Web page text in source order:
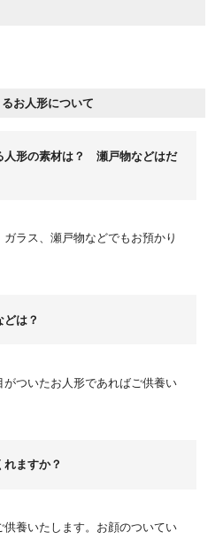
お人形について
人形の素材は？ 瀬戸物などはだ
ラス、瀬戸物などでもお預かり
どは？
がついたお人形であればご供養い
ますか？
供養いたします。お顔のついてい